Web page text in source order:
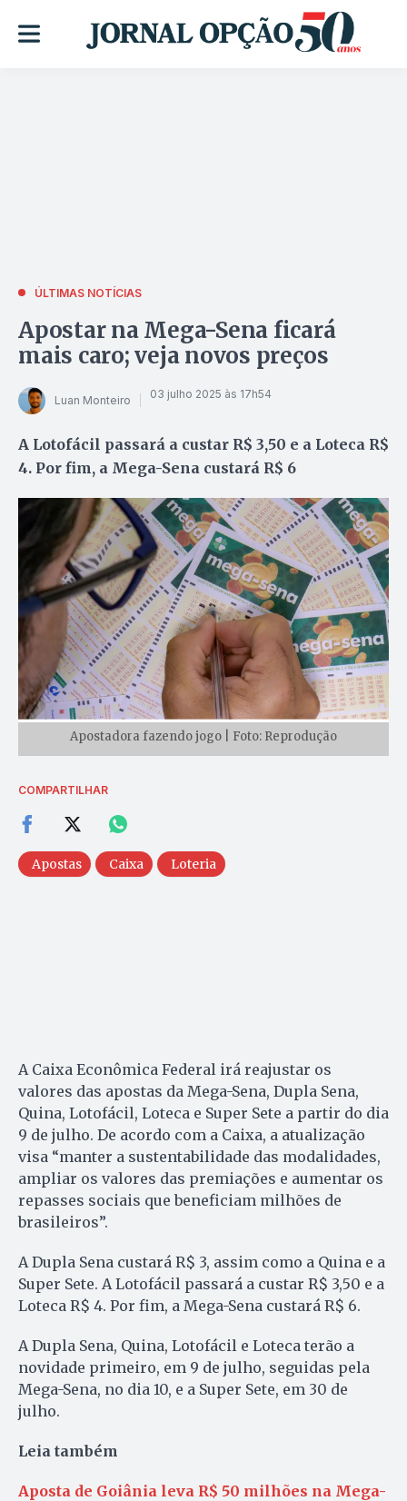
ÚLTIMAS NOTÍCIAS
Apostar na Mega-Sena ficará
mais caro; veja novos preços
Luan Monteiro 03 julho 2025 às 17h54
A Lotofácil passará a custar R$ 3,50 e a Loteca R$
4. Por fim, a Mega-Sena custará R$ 6
Apostadora fazendo jogo | Foto: Reprodução
COMPARTILHAR
Apostas Caixa Loteria
A Caixa Econômica Federal irá reajustar os
valores das apostas da Mega-Sena, Dupla Sena,
Quina, Lotofácil, Loteca e Super Sete a partir do dia
9 de julho. De acordo com a Caixa, a atualização
visa “manter a sustentabilidade das modalidades,
ampliar os valores das premiações e aumentar os
repasses sociais que beneficiam milhões de
brasileiros”.
A Dupla Sena custará R$ 3, assim como a Quina e a
Super Sete. A Lotofácil passará a custar R$ 3,50 e a
Loteca R$ 4. Por fim, a Mega-Sena custará R$ 6.
A Dupla Sena, Quina, Lotofácil e Loteca terão a
novidade primeiro, em 9 de julho, seguidas pela
Mega-Sena, no dia 10, e a Super Sete, em 30 de
julho.
Leia também
Aposta de Goiânia leva R$ 50 milhões na Mega-